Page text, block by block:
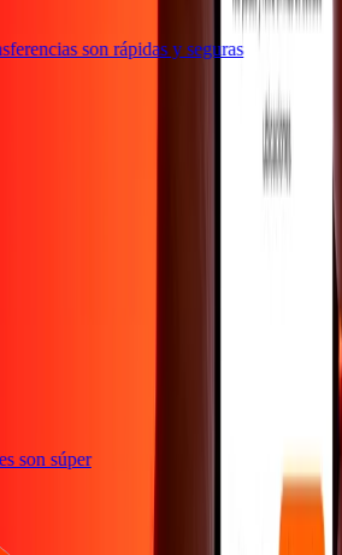
son rápidas y seguras
son súper